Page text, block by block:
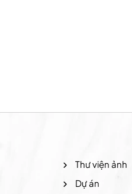
Thư viện ảnh
Dự án